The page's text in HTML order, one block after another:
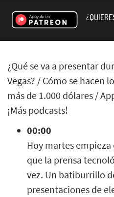
¿Qué se va a presentar
Vegas? / Cómo se hacen
más de 1.000 dólares /
¡Más podcasts!
00:00
Hoy martes empieza
que la prensa
vez. Un batiburrillo
presentaciones de